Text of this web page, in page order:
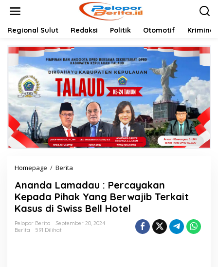
Regional Sulut Redaksi Politik Otomotif Kriminal
Homepage / Berita
:
Percayakan
Kepada
Pihak
Yang
Berwajib
Ananda Lamadau : Percayakan
Kepada Pihak Yang Berwajib Terkait
Kasus di Swiss Bell Hotel
Pelopor Berita
September 20, 2024
Berita
591 Dilihat